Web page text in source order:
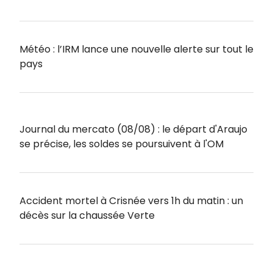
Météo : l’IRM lance une nouvelle alerte sur tout le
pays
Journal du mercato (08/08) : le départ d'Araujo
se précise, les soldes se poursuivent à l'OM
Accident mortel à Crisnée vers 1h du matin : un
décès sur la chaussée Verte